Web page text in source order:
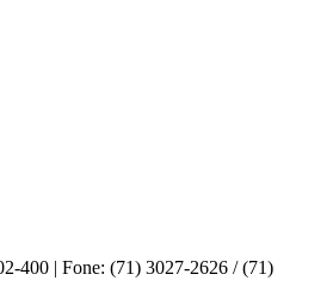
400 | Fone: (71) 3027-2626 / (71)